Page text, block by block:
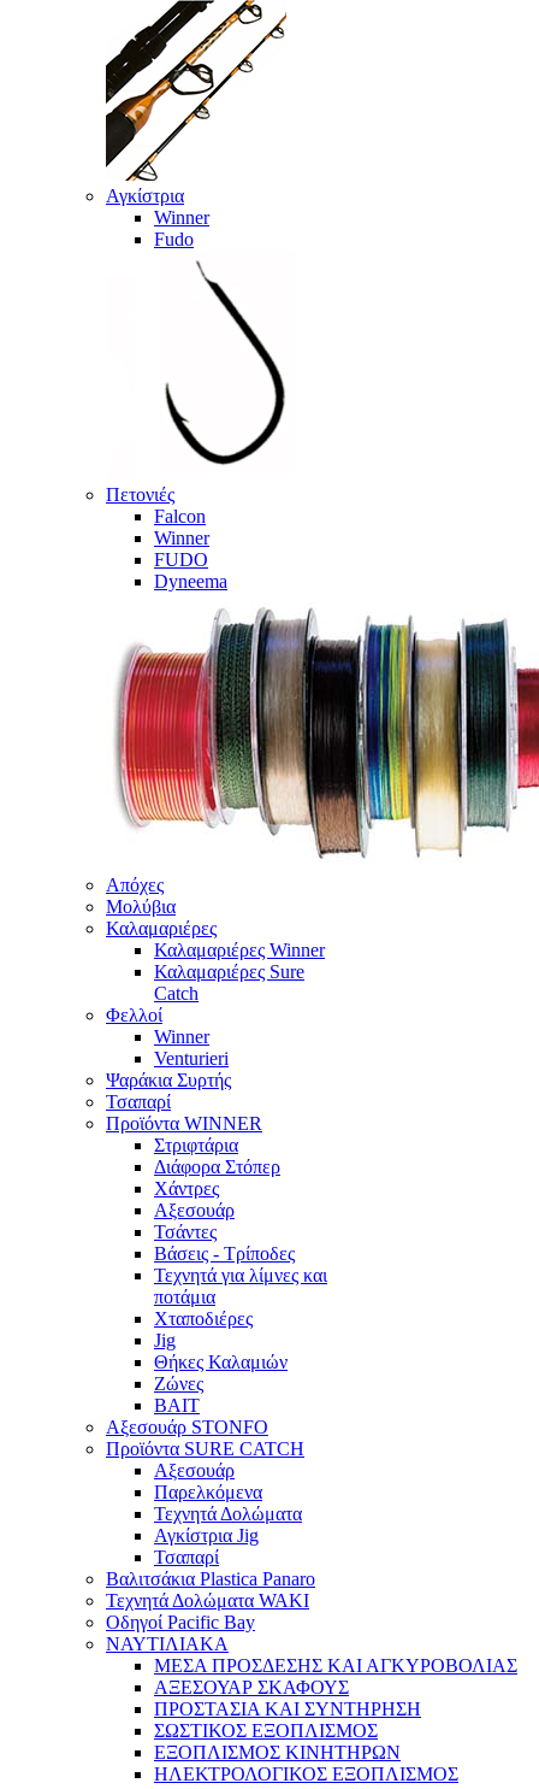
Αγκίστρια
Winner
Fudo
Πετονιές
Falcon
Winner
FUDO
Dyneema
Απόχες
Μολύβια
Καλαμαριέρες
Καλαμαριέρες Winner
Καλαμαριέρες Sure
Catch
Φελλοί
Winner
Venturieri
Ψαράκια Συρτής
Τσαπαρί
Προϊόντα WINNER
Στριφτάρια
Διάφορα Στόπερ
Χάντρες
Αξεσουάρ
Τσάντες
Βάσεις - Τρίποδες
Τεχνητά για λίμνες και
ποτάμια
Χταποδιέρες
Jig
Θήκες Καλαμιών
Ζώνες
BAIT
Αξεσουάρ STONFO
Προϊόντα SURE CATCH
Αξεσουάρ
Παρελκόμενα
Τεχνητά Δολώματα
Αγκίστρια Jig
Τσαπαρί
Βαλιτσάκια Plastica Panaro
Τεχνητά Δολώματα WAKI
Οδηγοί Pacific Bay
ΝΑΥΤΙΛΙΑΚΑ
ΜΕΣΑ ΠΡΟΣΔΕΣΗΣ ΚΑΙ ΑΓΚΥΡΟΒΟΛΙΑΣ
ΑΞΕΣΟΥΑΡ ΣΚΑΦΟΥΣ
ΠΡΟΣΤΑΣΙΑ ΚΑΙ ΣΥΝΤΗΡΗΣΗ
ΣΩΣΤΙΚΟΣ ΕΞΟΠΛΙΣΜΟΣ
ΕΞΟΠΛΙΣΜΟΣ ΚΙΝΗΤΗΡΩΝ
ΗΛΕΚΤΡΟΛΟΓΙΚΟΣ ΕΞΟΠΛΙΣΜΟΣ